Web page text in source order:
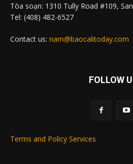
Tòa soạn: 1310 Tully Road #109,
Tel: (408) 482-6527
Contact us: nam@baocalitoday.com
FOLLOW
Terms and Policy Services